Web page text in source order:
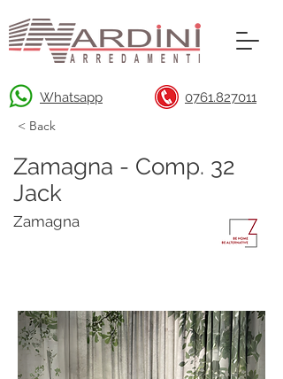
Whatsapp
0761.827011
< Back
Zamagna - Comp. 32
Jack
Zamagna